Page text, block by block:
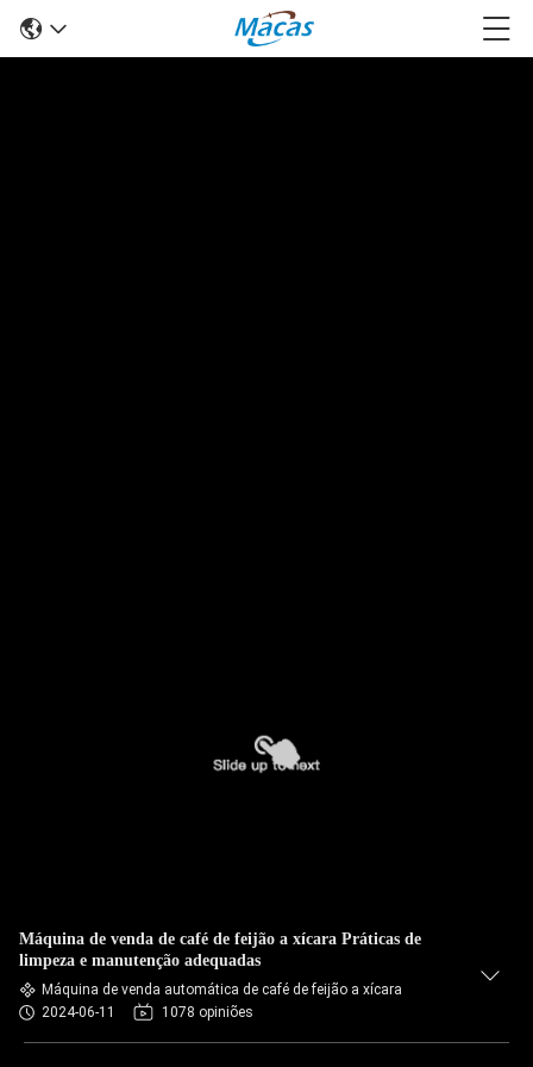
Máquina de venda de café de feijão a xícara Práticas de
limpeza e manutenção adequadas
Máquina de venda automática de café de feijão a xícara
2024-06-11
1078 opiniões